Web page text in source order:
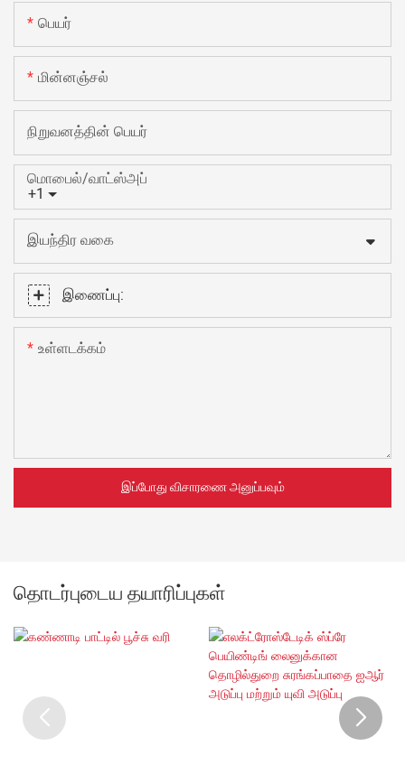
பெயர்
மின்னஞ்சல்
நிறுவனத்தின் பெயர்
+1
மொபைல்/வாட்ஸ்அப்
இயந்திர வகை
இணைப்பு:
உள்ளடக்கம்
இப்போது விசாரணை அனுப்பவும்
தொடர்புடைய தயாரிப்புகள்